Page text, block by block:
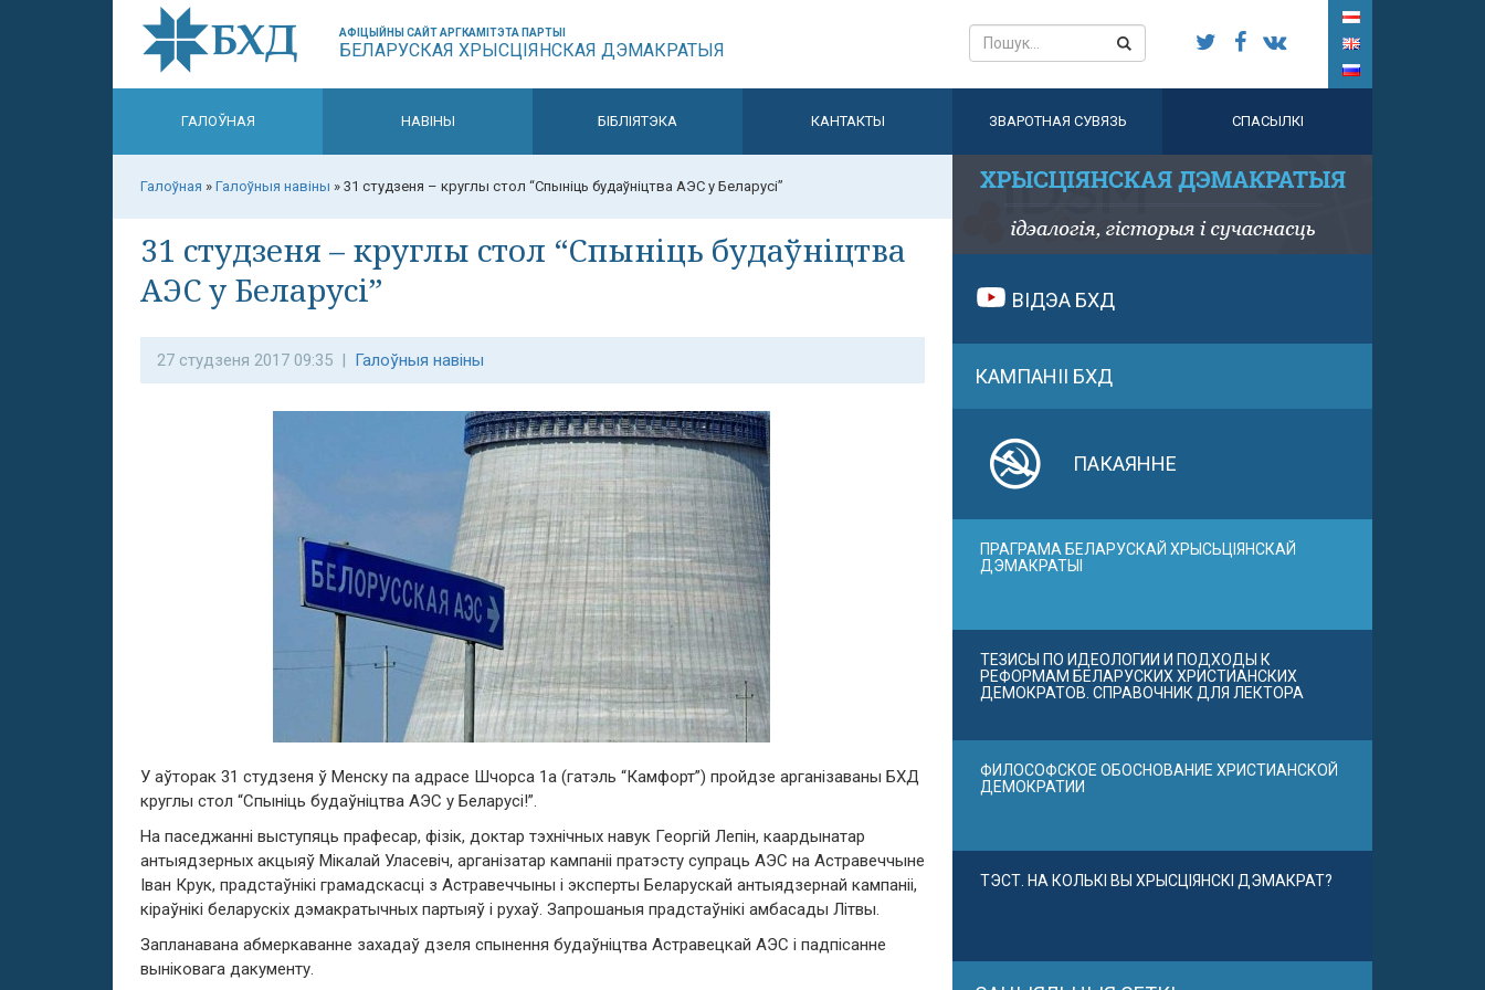
АФІЦЫЙНЫ САЙТ АРГКАМІТЭТА ПАРТЫІ
БЕЛАРУСКАЯ ХРЫСЦІЯНСКАЯ ДЭМАКРАТЫЯ
ГАЛОЎНАЯ НАВІНЫ БІБЛІЯТЭКА КАНТАКТЫ ЗВАРОТНАЯ СУВЯЗЬ СПАСЫЛКІ
Галоўная » Галоўныя навіны » 31 студзеня – круглы стол “Спыніць будаўніцтва АЭС у Беларусі”
31 студзеня – круглы стол “Спыніць будаўніцтва
АЭС у Беларусі”
27 студзеня 2017 09:35 | Галоўныя навіны
У аўторак 31 студзеня ў Менску па адрасе Шчорса 1а (гатэль “Камфорт”) пройдзе арганізаваны БХД
круглы стол “Спыніць будаўніцтва АЭС у Беларусі!”.
На паседжанні выступяць прафесар, фізік, доктар тэхнічных навук Георгій Лепін, каардынатар
антыядзерных акцыяў Мікалай Уласевіч, арганізатар кампаніі пратэсту супраць АЭС на Астравеччыне
Іван Крук, прадстаўнікі грамадскасці з Астравеччыны і эксперты Беларускай антыядзернай кампаніі,
кіраўнікі беларускіх дэмакратычных партыяў і рухаў. Запрошаныя прадстаўнікі амбасады Літвы.
Запланавана абмеркаванне захадаў дзеля спынення будаўніцтва Астравецкай АЭС і падпісанне
выніковага дакументу.
ВІДЭА БХД
КАМПАНІІ БХД
ПАКАЯННЕ
ПРАГРАМА БЕЛАРУСКАЙ ХРЫСЬЦІЯНСКАЙ
ДЭМАКРАТЫІ
ТЕЗИСЫ ПО ИДЕОЛОГИИ И ПОДХОДЫ К
РЕФОРМАМ БЕЛАРУСКИХ ХРИСТИАНСКИХ
ДЕМОКРАТОВ. СПРАВОЧНИК ДЛЯ ЛЕКТОРА
ФИЛОСОФСКОЕ ОБОСНОВАНИЕ ХРИСТИАНСКОЙ
ДЕМОКРАТИИ
ТЭСТ. НА КОЛЬКІ ВЫ ХРЫСЦІЯНСКІ ДЭМАКРАТ?